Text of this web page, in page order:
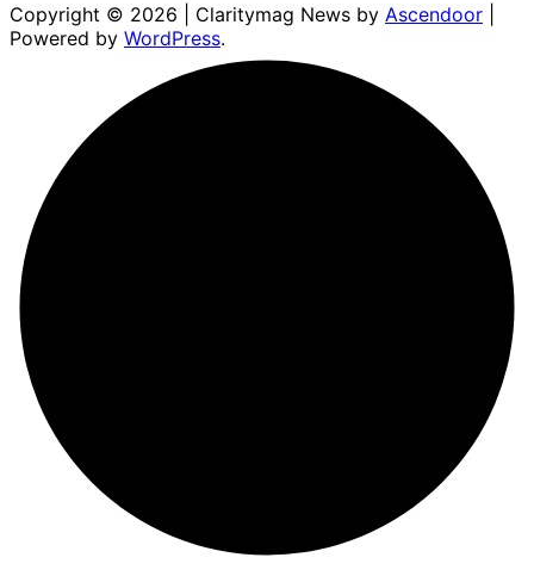
Copyright © 2026 | Claritymag News by Ascendoor
Powered by WordPress.